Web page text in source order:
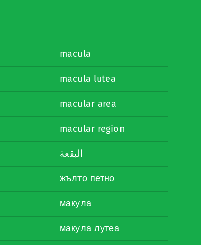
macula
macula lutea
macular area
macular region
البقعة
жълто петно
макула
макула лутеа